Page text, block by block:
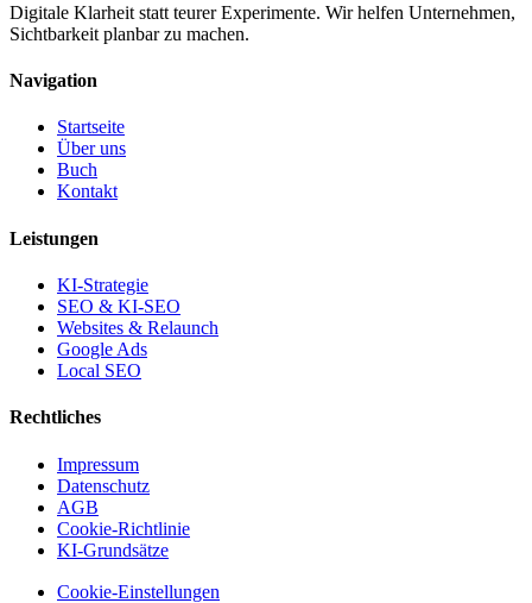
Digitale Klarheit statt teurer Experimente. Wir helfen Unternehmen,
Sichtbarkeit planbar zu machen.
Navigation
Startseite
Über uns
Buch
Kontakt
Leistungen
KI-Strategie
SEO & KI-SEO
Websites & Relaunch
Google Ads
Local SEO
Rechtliches
Impressum
Datenschutz
AGB
Cookie-Richtlinie
KI-Grundsätze
Cookie-Einstellungen